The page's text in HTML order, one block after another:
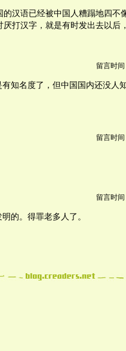
的汉语已经被中国人糟蹋地四不
厌打汉字，就是有时发出去以后
留言时间
有知名度了，但中国国内还没人
留言时间
留言时间
的。得罪老多人了。